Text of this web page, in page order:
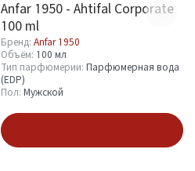
Anfar 1950 - Ahtifal Corporate
100 ml
Бренд: Anfar 1950
Объём: 100 мл
Тип парфюмерии: Парфюмерная вода
(EDP)
Пол: Мужской